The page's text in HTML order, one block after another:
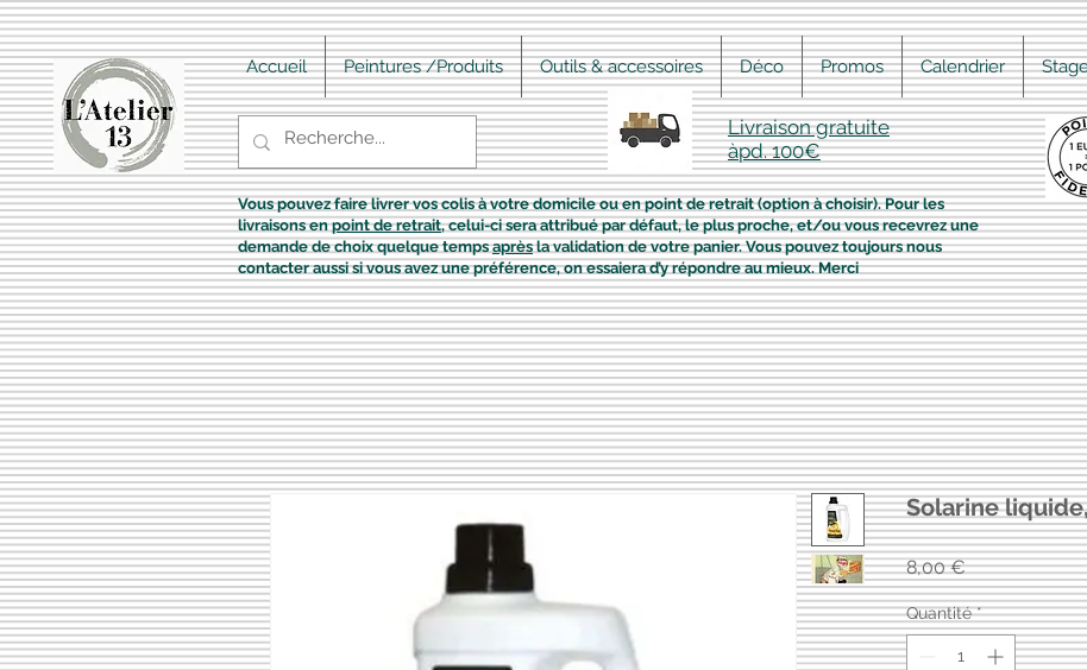
Accueil Peintures /Produits Outils & accessoires Déco Promos Calendrier
Livraison gratuite
àpd. 100€
Vous pouvez faire livrer vos colis à votre domicile ou en point de retrait (option à choisir). Pour les
livraisons enpoint de retrait, celui-ci sera attribué par défaut, le plus proche, et/ou vous recevrez une
demande de choix quelque tempsaprèsla validation de votre panier. Vous pouvez toujours nous
contacter aussi si vous avez une préférence, on essaiera d’y répondre au mieux. Merci
Solarine
8,00 €Prix
Quantité *